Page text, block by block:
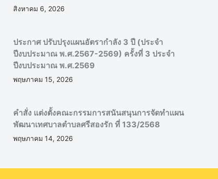
สิงหาคม 6, 2026
ประกาศ ปรับปรุงแผนอัตรากำลัง 3 ปี (ประจำ
ปีงบประมาณ พ.ศ.2567-2569) ครั้งที่ 3 ประจำ
ปีงบประมาณ พ.ศ.2569
พฤษภาคม 15, 2026
คำสั่ง แต่งตั้งคณะกรรมการสนันสนุนการจัดทำแผน
พัฒนาเทศบาลตำบลศรีสองรัก ที่ 133/2568
พฤษภาคม 14, 2026